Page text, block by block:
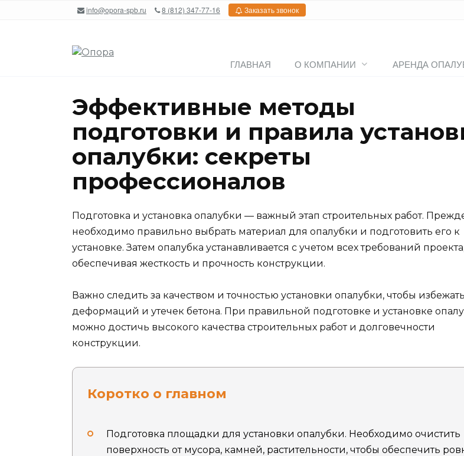
info@opora-spb.ru 8 (812) 347-77-16 Заказать звонок
ГЛАВНАЯ О КОМПАНИИ АРЕНДА
Эффективные методы
подготовки и правила
опалубки: секреты
профессионалов
Подготовка и установка опалубки — важный этап строительных работ.
необходимо правильно выбрать материал для опалубки и подготовить его к
установке. Затем опалубка устанавливается с учетом всех требований
обеспечивая жесткость и прочность конструкции.
Важно следить за качеством и точностью установки опалубки, чтобы избежать
деформаций и утечек бетона. При правильной подготовке и установке
можно достичь высокого качества строительных работ и долговечности
конструкции.
Коротко о главном
Подготовка площадки для установки опалубки. Необходимо очистить
поверхность от мусора, камней, растительности, чтобы обеспечить